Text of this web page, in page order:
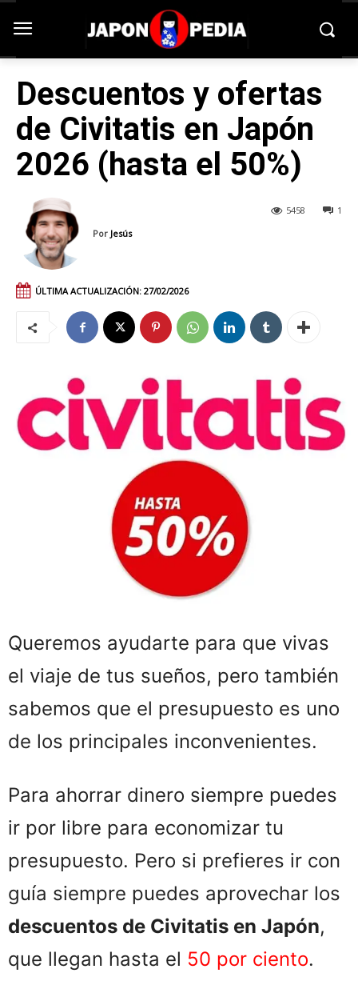
Descuentos y ofertas
de Civitatis en Japón
2026 (hasta el 50%)
1
5458
Por Jesús
ÚLTIMA ACTUALIZACIÓN: 27/02/2026
Queremos ayudarte para que vivas
el viaje de tus sueños, pero también
sabemos que el presupuesto es uno
de los principales inconvenientes.
Para ahorrar dinero siempre puedes
ir por libre para economizar tu
presupuesto. Pero si prefieres ir con
guía siempre puedes aprovechar los
descuentos de Civitatis en Japón,
que llegan hasta el 50 por ciento.